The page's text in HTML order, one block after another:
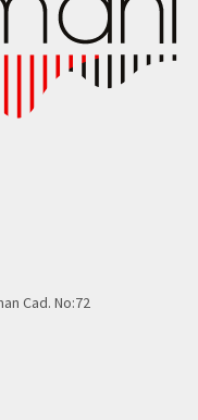
Cad. No:72